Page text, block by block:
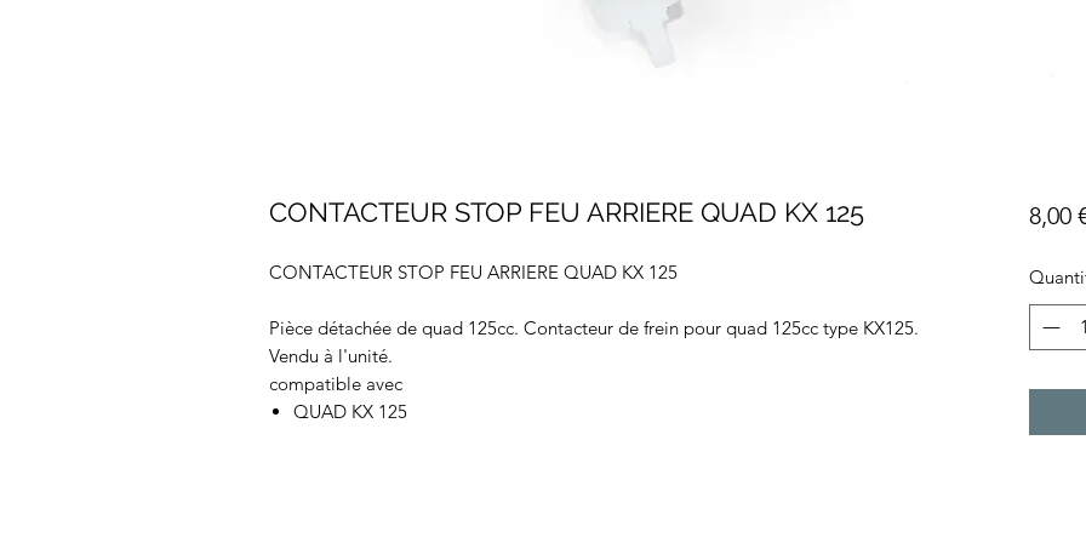
CONTACTEUR STOP FEU ARRIERE QUAD KX 125
CONTACTEUR STOP FEU ARRIERE QUAD KX 125
Pièce détachée de quad 125cc. Contacteur de frein pour quad 125cc type KX125.
Vendu à l'unité.
compatible avec
QUAD KX 125
8,00